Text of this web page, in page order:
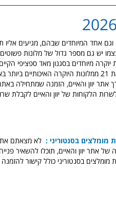
אחד המיוחדים שבהם, מגיעים אליו
יש גם מספר גדול של מלונות
מיוחדים בסגנון מאד ספציפי
בעמוד זה של אתר יוון והאיים אנחנו מביאים לכם את 21 ממלונות
יוון והאיים, הזמנה שמתחילה באתר
הלקוחות של יוון והאיים לקבלת
מומלצים בסנטוריני : לא מצאתם את
של אתר יוון והאיים, תוכלו להשאיר
בסנטוריני כולל קישור